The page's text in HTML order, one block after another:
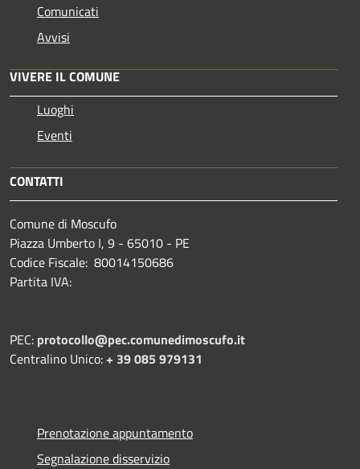
Comunicati
Avvisi
VIVERE IL COMUNE
Luoghi
Eventi
CONTATTI
Comune di Moscufo
Piazza Umberto I, 9 - 65010 - PE
Codice Fiscale: 80014150686
Partita IVA:
PEC: protocollo@pec.comunedimoscufo.it
Centralino Unico:+ 39 085 979131
Prenotazione appuntamento
Segnalazione disservizio